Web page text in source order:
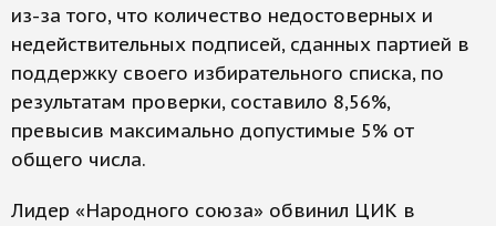
из-за того, что количество недостоверных и
недействительных подписей, сданных партией в
поддержку своего избирательного списка, по
результатам проверки, составило 8,56%,
превысив максимально допустимые 5% от
общего числа.
Лидер «Народного союза» обвинил ЦИК в